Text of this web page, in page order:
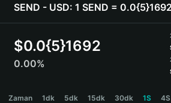
Bahasa Indonesia
ภาษาไทย
Español
Español (Argentina)
SEND - USD: 1 SEND =
$0.0{5}1692
0.00%
Zaman 1dk 5dk 15dk 30dk 1S 4S